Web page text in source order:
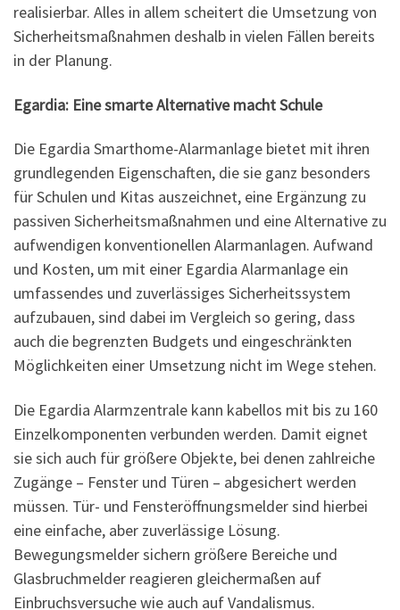
realisierbar. Alles in allem scheitert die Umsetzung von
Sicherheitsmaßnahmen deshalb in vielen Fällen bereits
in der Planung.
Egardia: Eine smarte Alternative macht Schule
Die Egardia Smarthome-Alarmanlage bietet mit ihren
grundlegenden Eigenschaften, die sie ganz besonders
für Schulen und Kitas auszeichnet, eine Ergänzung zu
passiven Sicherheitsmaßnahmen und eine Alternative zu
aufwendigen konventionellen Alarmanlagen. Aufwand
und Kosten, um mit einer Egardia Alarmanlage ein
umfassendes und zuverlässiges Sicherheitssystem
aufzubauen, sind dabei im Vergleich so gering, dass
auch die begrenzten Budgets und eingeschränkten
Möglichkeiten einer Umsetzung nicht im Wege stehen.
Die Egardia Alarmzentrale kann kabellos mit bis zu 160
Einzelkomponenten verbunden werden. Damit eignet
sie sich auch für größere Objekte, bei denen zahlreiche
Zugänge – Fenster und Türen – abgesichert werden
müssen. Tür- und Fensteröffnungsmelder sind hierbei
eine einfache, aber zuverlässige Lösung.
Bewegungsmelder sichern größere Bereiche und
Glasbruchmelder reagieren gleichermaßen auf
Einbruchsversuche wie auch auf Vandalismus.